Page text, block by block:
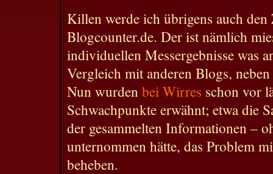
Killen werde ich übrigens auch den
Blogcounter.de. Der ist nämlich
individuellen Messergebnisse was
Vergleich mit anderen Blogs,
Nun wurden bei Wirres schon vor
Schwachpunkte erwähnt; etwa die
der gesammelten Informationen –
unternommen hätte, das Problem
beheben.